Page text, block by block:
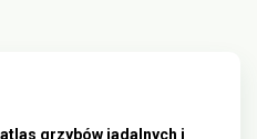
grzybów jadalnych i